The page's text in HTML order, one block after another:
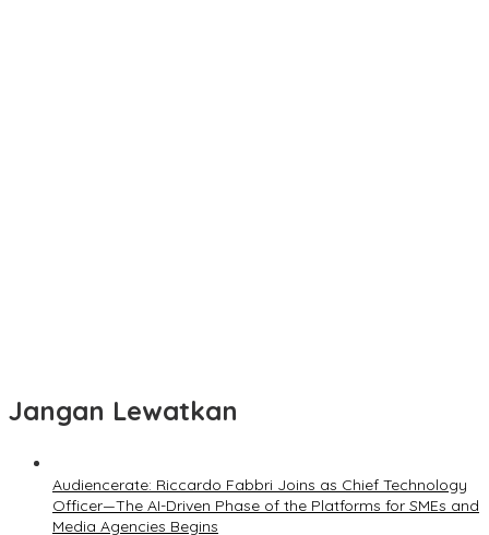
Jangan Lewatkan
Audiencerate: Riccardo Fabbri Joins as Chief Technology
Officer—The AI-Driven Phase of the Platforms for SMEs and
Media Agencies Begins